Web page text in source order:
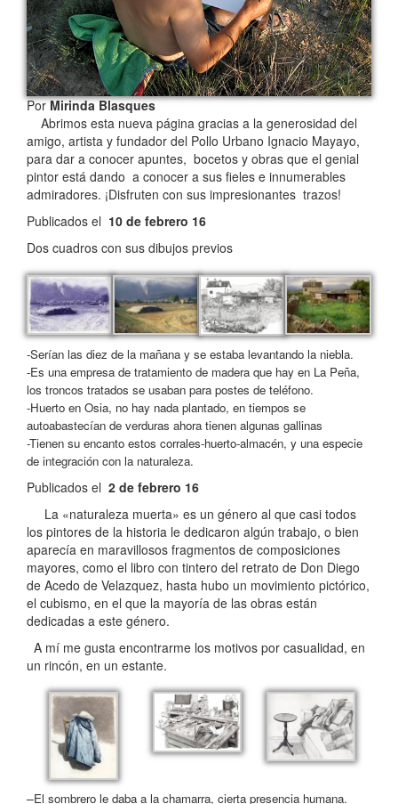
PorMirinda Blasques
Abrimos esta nueva página gracias a la generosidad del
amigo, artista y fundador del Pollo Urbano Ignacio Mayayo,
para dar a conocer apuntes, bocetos y obras que el genial
pintor está dando a conocer a sus fieles e innumerables
admiradores. ¡Disfruten con sus impresionantes trazos!
Publicados el 10 de febrero 16
Dos cuadros con sus dibujos previos
-Serían las diez de la mañana y se estaba levantando la niebla.
-Es una empresa de tratamiento de madera que hay en La Peña,
los troncos tratados se usaban para postes de teléfono.
-Huerto en Osia, no hay nada plantado, en tiempos se
autoabastecían de verduras ahora tienen algunas gallinas
-Tienen su encanto estos corrales-huerto-almacén, y una especie
de integración con la naturaleza.
Publicados el 2 de febrero 16
La «naturaleza muerta» es un género al que casi todos
los pintores de la historia le dedicaron algún trabajo, o bien
aparecía en maravillosos fragmentos de composiciones
mayores, como el libro con tintero del retrato de Don Diego
de Acedo de Velazquez, hasta hubo un movimiento pictórico,
el cubismo, en el que la mayoría de las obras están
dedicadas a este género.
A mí me gusta encontrarme los motivos por casualidad, en
un rincón, en un estante.
–El sombrero le daba a la chamarra, cierta presencia humana.